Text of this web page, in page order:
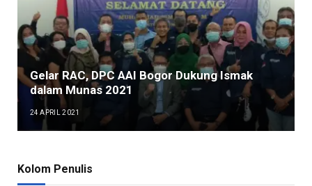
Gelar RAC, DPC AAI Bogor Dukung Ismak
dalam Munas 2021
24 APRIL 2021
Kolom Penulis